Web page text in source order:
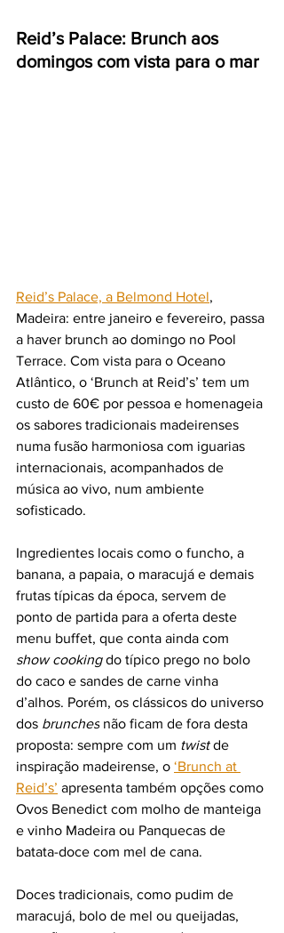
Reid’s Palace: Brunch aos
domingos com vista para o mar
Reid’s Palace, a Belmond Hotel,
Madeira: entre janeiro e fevereiro, passa
a haver brunch ao domingo no Pool
Terrace. Com vista para o Oceano
Atlântico, o ‘Brunch at Reid’s’ tem um
custo de 60€ por pessoa e homenageia
os sabores tradicionais madeirenses
numa fusão harmoniosa com iguarias
internacionais, acompanhados de
música ao vivo, num ambiente
sofisticado.
Ingredientes locais como o funcho, a
banana, a papaia, o maracujá e demais
frutas típicas da época, servem de
ponto de partida para a oferta deste
menu buffet, que conta ainda com
show cooking do típico prego no bolo
do caco e sandes de carne vinha
d’alhos. Porém, os clássicos do universo
dos brunches não ficam de fora desta
proposta: sempre com um twist de
inspiração madeirense, o ‘Brunch at
Reid’s’ apresenta também opções como
Ovos Benedict com molho de manteiga
e vinho Madeira ou Panquecas de
batata-doce com mel de cana.
Doces tradicionais, como pudim de
maracujá, bolo de mel ou queijadas,